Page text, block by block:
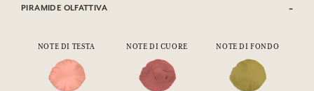
PIRAMIDE OLFATTIVA
NOTE DI TESTA NOTE DI CUORE NOTE DI FONDO